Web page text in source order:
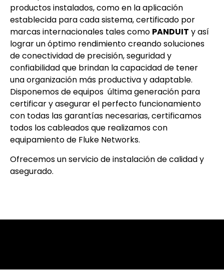
productos instalados, como en la aplicación
establecida para cada sistema, certificado por
marcas internacionales tales como PANDUIT y así
lograr un óptimo rendimiento creando soluciones
de conectividad de precisión, seguridad y
confiabilidad que brindan la capacidad de tener
una organización más productiva y adaptable.
Disponemos de equipos última generación para
certificar y asegurar el perfecto funcionamiento
con todas las garantías necesarias, certificamos
todos los cableados que realizamos con
equipamiento de Fluke Networks.
Ofrecemos un servicio de instalación de calidad y
asegurado.